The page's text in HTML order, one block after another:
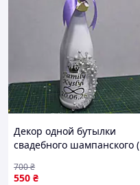
Декор одной бутылки
свадебного шампанского (
предоплата
550 ₴
700₴